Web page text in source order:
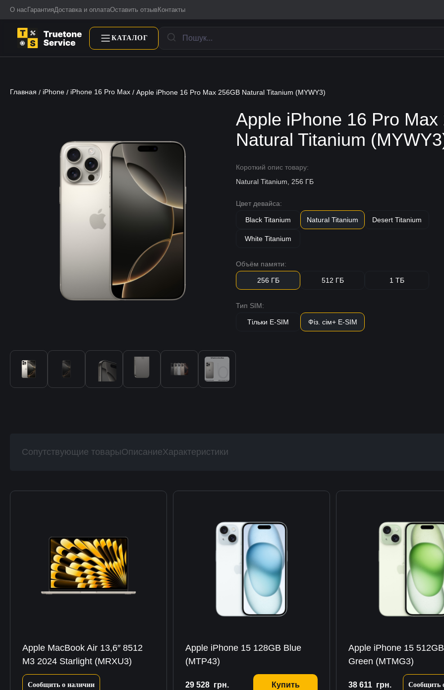
О нас ГарантияДоставка и оплатаОставить отзыв Контакты
КАТАЛОГ
Главная / iPhone / iPhone 16 Pro Max / Apple iPhone 16 Pro Max 256GB Natural Titanium (MYWY3)
Apple iPhone 16 Pro Max
Natural Titanium
Короткий опис товару:
Natural Titanium, 256 ГБ
Цвет девайса:
Black Titanium Natural Titanium Desert Titanium
White Titanium
Объём памяти:
256 ГБ 512 ГБ 1 ТБ
Тип SIM:
Тільки E-SIM Фіз. сім+ E-SIM
Сопутствующие товарыОписаниеХарактеристики
Apple MacBook Air 13,6″ 8512
M3 2024 Starlight (MRXU3)
Сообщить о наличии
Apple iPhone 15 128GB Blue
(MTP43)
29 528 грн. Купить
Apple iPhone 15
Green (MTMG3)
38 611 грн. Сообщить